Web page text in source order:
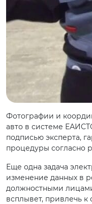
Фотографии и
авто в системе
подписью эксперта,
процедуры согласно
Еще одна задача
изменение данных в
должностными
всплывет, привлечь к